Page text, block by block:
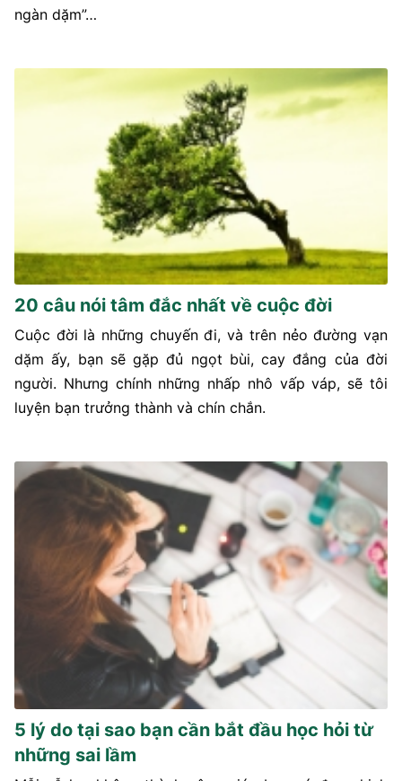
ngàn dặm”…
20 câu nói tâm đắc nhất về cuộc đời
Cuộc đời là những chuyến đi, và trên nẻo đường vạn
dặm ấy, bạn sẽ gặp đủ ngọt bùi, cay đắng của đời
người. Nhưng chính những nhấp nhô vấp váp, sẽ tôi
luyện bạn trưởng thành và chín chắn.
5 lý do tại sao bạn cần bắt đầu học hỏi từ
những sai lầm